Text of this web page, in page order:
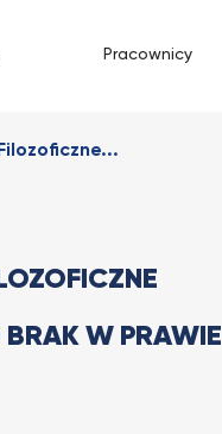
Pracownicy
W PRAWIE